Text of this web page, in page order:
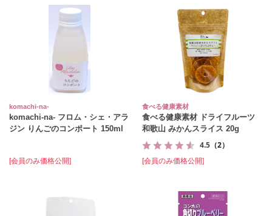
komachi‐na‐
komachi‐na‐ フロム・シェ・アラ
ジン りんごのコンポート 150ml
[会員のみ価格公開]
食べる健康素材
食べる健康素材 ドライフルーツ
和歌山 みかんスライス 20g
4.5 （2）
[会員のみ価格公開]